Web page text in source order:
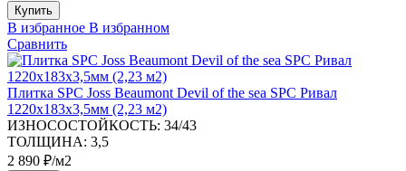
Купить
В избранное В избранном
Сравнить
Плитка SPC Joss Beaumont Devil of the sea SPC Ривал
1220х183х3,5мм (2,23 м2)
ИЗНОСОСТОЙКОСТЬ: 34/43
ТОЛЩИНА: 3,5
2 890 ₽/м2